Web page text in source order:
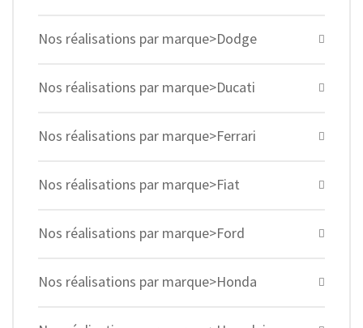
Nos réalisations par marque>Dodge
Nos réalisations par marque>Ducati
Nos réalisations par marque>Ferrari
Nos réalisations par marque>Fiat
Nos réalisations par marque>Ford
Nos réalisations par marque>Honda